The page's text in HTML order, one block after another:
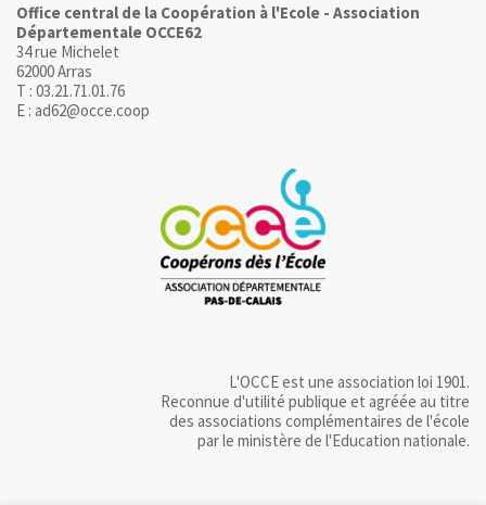
Office central de la Coopération à l'Ecole - Association
Départementale OCCE62
34 rue Michelet
62000 Arras
T : 03.21.71.01.76
E : ad62@occe.coop
L'OCCE est une association loi 1901.
Reconnue d'utilité publique et agréée au titre
des associations complémentaires de l'école
par le ministère de l'Education nationale.